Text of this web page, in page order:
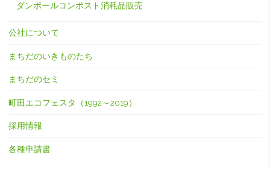
ダンボールコンポスト消耗品販売
公社について
まちだのいきものたち
まちだのセミ
町田エコフェスタ（1992～2019）
採用情報
各種申請書